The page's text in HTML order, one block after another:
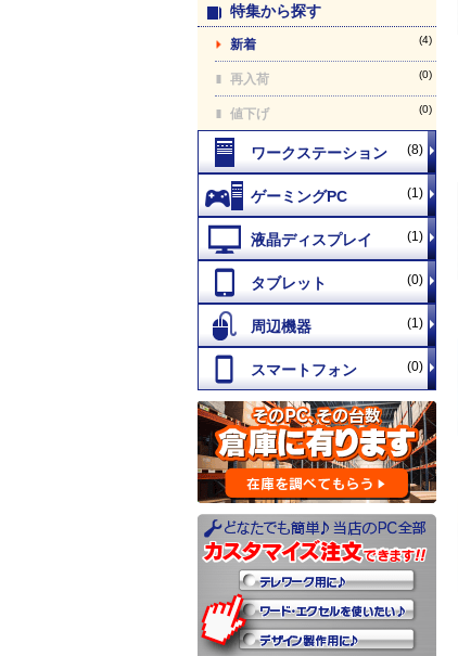
特集から探す
新着 (4)
再入荷 (0)
値下げ (0)
(8)
(1)
(1)
(0)
(1)
(0)